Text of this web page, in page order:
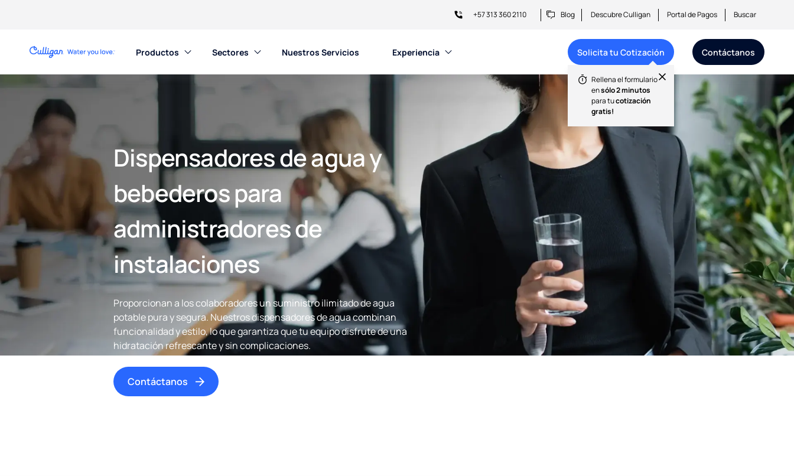
+57 313 360 2110 Blog Descubre Culligan Portal de Pagos Buscar
Productos​ Sectores Nuestros Servicios Experiencia​ Solicita tu Cotización
Rellena el formulario
ensólo 2 minutos
para tucotización
gratis!
Contáctanos​
Dispensadores de agua y
bebederos para
administradores de
instalaciones
Proporcionan a los colaboradores un suministro ilimitado de agua
potable pura y segura. Nuestros dispensadores de agua combinan
funcionalidad y estilo, lo que garantiza que tu equipo disfrute de una
hidratación refrescante y sin complicaciones.
Contáctanos